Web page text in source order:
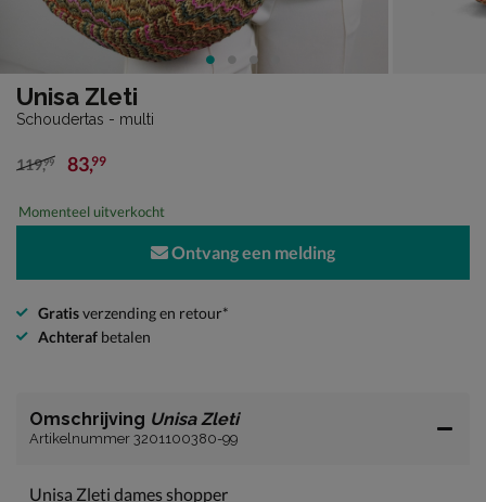
Unisa Zleti
Schoudertas - multi
van € 119,99 voor € 83,99
119,99 83,99
Momenteel uitverkocht
Ontvang een melding
Gratisverzending en retour*
Achteraf betalen
Omschrijving Unisa Zleti
Artikelnummer 3201100380-99
Unisa Zleti dames shopper